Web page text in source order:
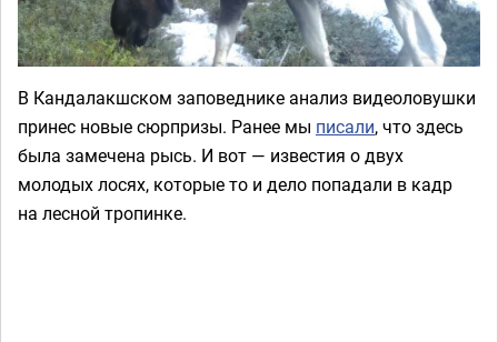
В Кандалакшском заповеднике анализ видеоловушки
принес новые сюрпризы. Ранее мы писали, что здесь
была замечена рысь. И вот — известия о двух
молодых лосях, которые то и дело попадали в кадр
на лесной тропинке.